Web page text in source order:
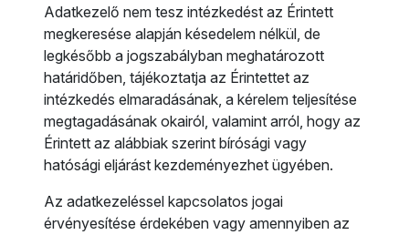
Adatkezelő nem tesz intézkedést az Érintett
megkeresése alapján késedelem nélkül, de
legkésőbb a jogszabályban meghatározott
határidőben, tájékoztatja az Érintettet az
intézkedés elmaradásának, a kérelem teljesítése
megtagadásának okairól, valamint arról, hogy az
Érintett az alábbiak szerint bírósági vagy
hatósági eljárást kezdeményezhet ügyében.
Az adatkezeléssel kapcsolatos jogai
érvényesítése érdekében vagy amennyiben az